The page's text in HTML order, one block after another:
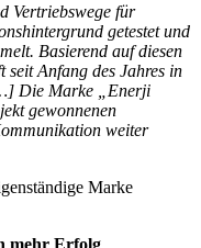
Vertriebswege für
getestet und
Basierend auf diesen
Anfang des Jahres in
Die Marke „Enerji
gewonnenen
weiter
Marke
mehr Erfolg